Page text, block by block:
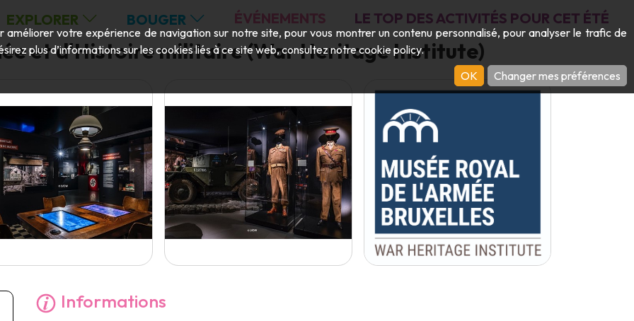
EXPLORER BOUGER ÉVÉNEMENTS LE TOP DES ACTIVITÉS POUR CET ÉTÉ
et d'Histoire militaire (War Heritage Institute)
Informations
améliorer votre expérience de navigation sur notre site, pour vous montrer un contenu personnalisé, pour analyser le trafic de
plus d’informations sur les cookies liés à ce site web, consultez notrecookie policy.
OK
Changer mes préférences